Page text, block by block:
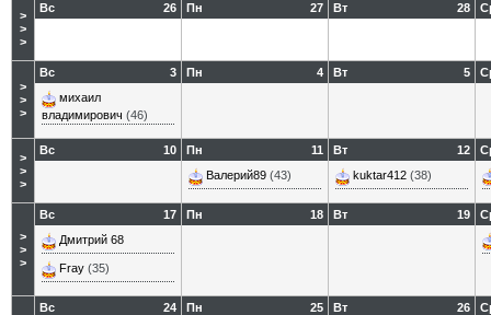
>
>
>
26
Вс 27
Пн 28
Вт
>
>
>
3
Вс
михаил
владимирович (46)
4
Пн 5
Вт
>
>
>
10
Вс 11
Пн
Валерий89 (43)
12
Вт
kuktar412 (38)
>
>
>
17
Вс
Дмитрий 68
Fray (35)
18
Пн 19
Вт
24
Вс
25
Пн 26
Вт